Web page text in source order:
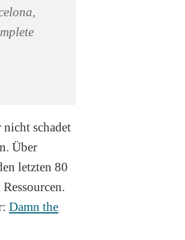
schadet
Über
letzten 80
Damn the